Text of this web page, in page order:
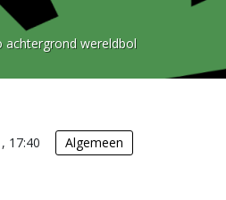
achtergrond wereldbol
17:40 Algemeen